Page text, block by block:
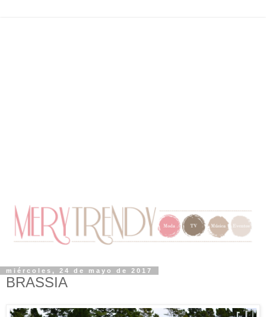
miércoles, 24 de mayo de 2017
BRASSIA